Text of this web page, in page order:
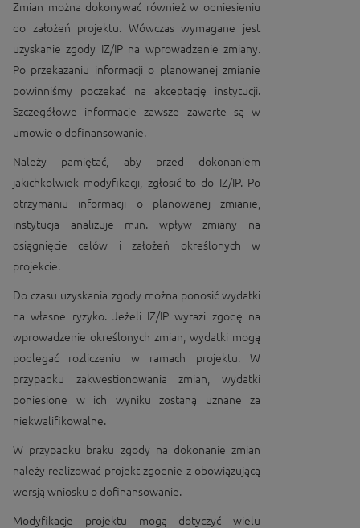
Zmian można dokonywać również w odniesieniu
do założeń projektu. Wówczas wymagane jest
uzyskanie zgody IZ/IP na wprowadzenie zmiany.
Po przekazaniu informacji o planowanej zmianie
powinniśmy poczekać na akceptację instytucji.
Szczegółowe informacje zawsze zawarte są w
umowie o dofinansowanie.
Należy pamiętać, aby przed dokonaniem
jakichkolwiek modyfikacji, zgłosić to do IZ/IP. Po
otrzymaniu informacji o planowanej zmianie,
instytucja analizuje m.in. wpływ zmiany na
osiągnięcie celów i założeń określonych w
projekcie.
Do czasu uzyskania zgody można ponosić wydatki
na własne ryzyko. Jeżeli IZ/IP wyrazi zgodę na
wprowadzenie określonych zmian, wydatki mogą
podlegać rozliczeniu w ramach projektu. W
przypadku zakwestionowania zmian, wydatki
poniesione w ich wyniku zostaną uznane za
niekwalifikowalne.
W przypadku braku zgody na dokonanie zmian
należy realizować projekt zgodnie z obowiązującą
wersją wniosku o dofinansowanie.
Modyfikacje projektu mogą dotyczyć wielu